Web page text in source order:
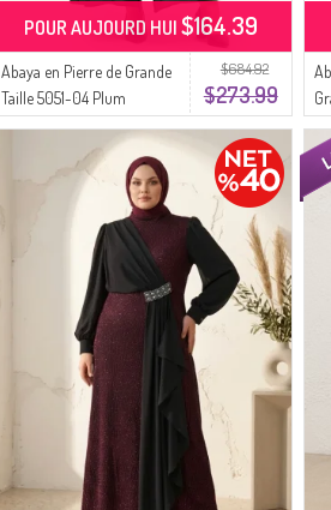
$684.92
$273.99
Abaya en Pierre de Grande
Taille 5051-04 Plum
POUR AUJOURD HUI$164.39